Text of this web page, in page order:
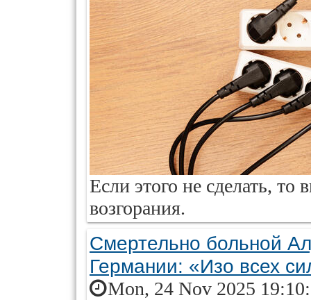
Если этого не сделать, то
возгорания.
Смертельно больной
Германии: «Изо всех
Mon, 24 Nov 2025